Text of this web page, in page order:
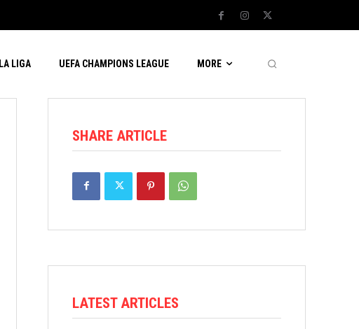
LA LIGA UEFA CHAMPIONS LEAGUE MORE
SHARE ARTICLE
LATEST ARTICLES